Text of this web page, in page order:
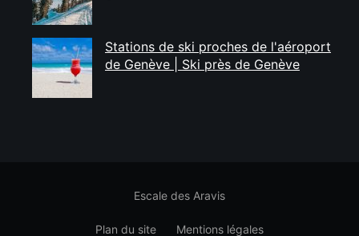
Stations de ski proches de l'aéroport
de Genève | Ski près de Genève
Escale des Aravis
Plan du site Mentions légales